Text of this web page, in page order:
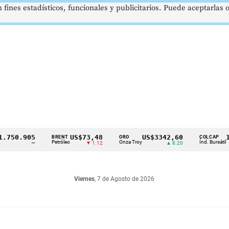
BRENT
Petróleo
US$73,48
▼ 1.12
ORO
Onza Troy
US$3342,60 COLCAP
Índ. Bursátil
Viernes, 7 de Agosto de 2026
estadísticos, funcionales y publicitarios. Puede aceptarlas